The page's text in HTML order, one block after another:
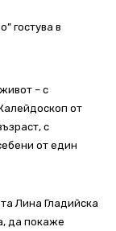
гостува в
– с
от
с
от един
Лина Гладийска
да покаже